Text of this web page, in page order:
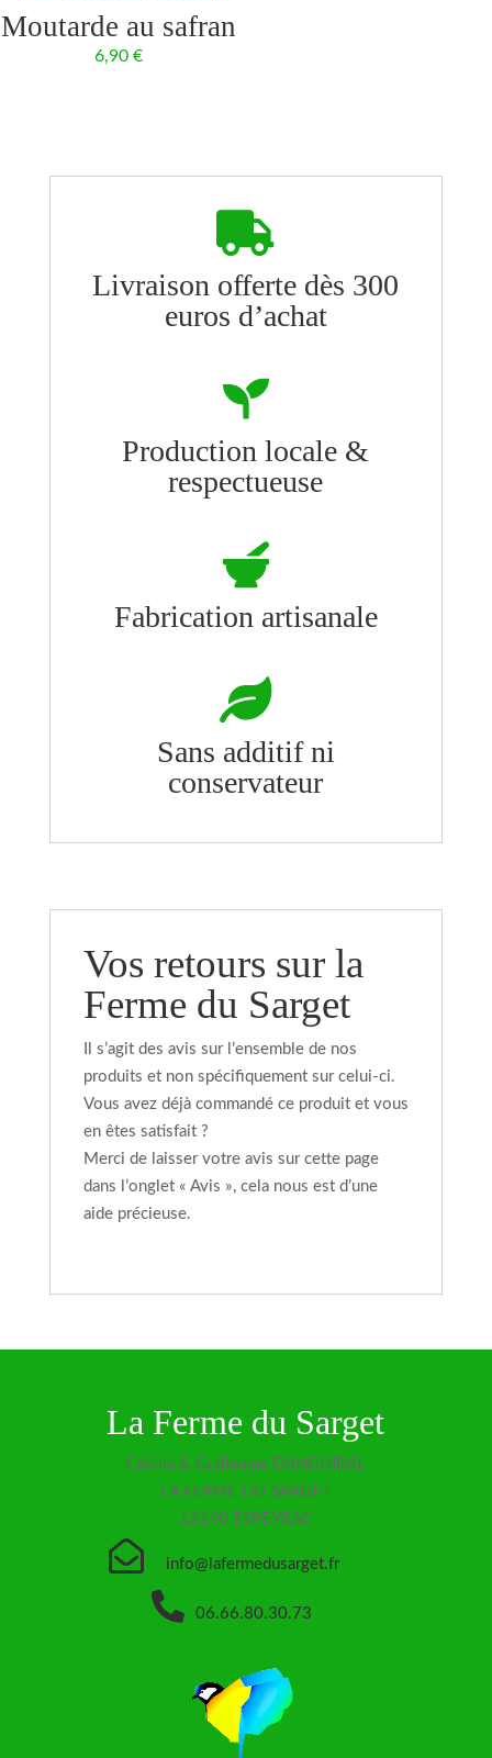
Moutarde au safran
6,90 €

Livraison offerte dès 300
euros d’achat

Production locale &
respectueuse

Fabrication artisanale

Sans additif ni
conservateur
Vos retours sur la
Ferme du Sarget
Il s’agit des avis sur l’ensemble de nos
produits et non spécifiquement sur celui-ci.
Vous avez déjà commandé ce produit et vous
en êtes satisfait ?
Merci de laisser votre avis sur cette page
dans l’onglet « Avis », cela nous est d’une
aide précieuse.
La Ferme du Sarget
Cécilia & Guillaume DANGUIRAL
LA FERME DU SARGET
12140 ESPEYRAC
 info@lafermedusarget.fr
 06.66.80.30.73